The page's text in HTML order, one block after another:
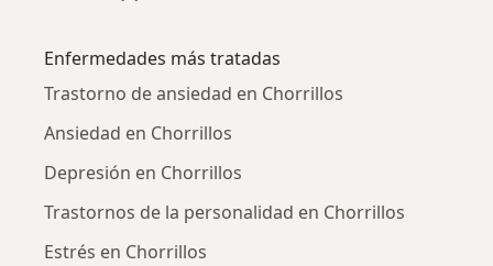
Enfermedades más tratadas
Trastorno de ansiedad en Chorrillos
Ansiedad en Chorrillos
Depresión en Chorrillos
Trastornos de la personalidad en Chorrillos
Estrés en Chorrillos